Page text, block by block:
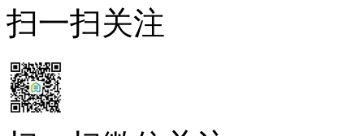
扫一扫关注